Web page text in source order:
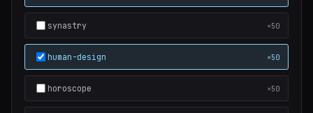
synastry ×50
human-design ×50
horoscope ×50